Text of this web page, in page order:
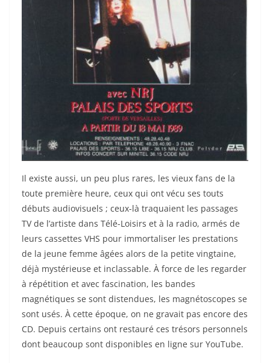
Il existe aussi, un peu plus rares, les vieux fans de la
toute première heure, ceux qui ont vécu ses touts
débuts audiovisuels ; ceux-là traquaient les passages
TV de l’artiste dans Télé-Loisirs et à la radio, armés de
leurs cassettes VHS pour immortaliser les prestations
de la jeune femme âgées alors de la petite vingtaine,
déjà mystérieuse et inclassable. À force de les regarder
à répétition et avec fascination, les bandes
magnétiques se sont distendues, les magnétoscopes se
sont usés. À cette époque, on ne gravait pas encore des
CD. Depuis certains ont restauré ces trésors personnels
dont beaucoup sont disponibles en ligne sur YouTube.